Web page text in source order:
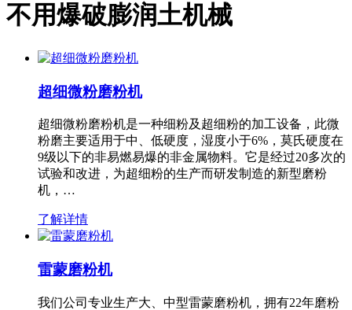
不用爆破膨润土机械
超细微粉磨粉机
超细微粉磨粉机是一种细粉及超细粉的加工设备，此微
粉磨主要适用于中、低硬度，湿度小于6%，莫氏硬度在
9级以下的非易燃易爆的非金属物料。它是经过20多次的
试验和改进，为超细粉的生产而研发制造的新型磨粉
机，…
了解详情
雷蒙磨粉机
我们公司专业生产大、中型雷蒙磨粉机，拥有22年磨粉